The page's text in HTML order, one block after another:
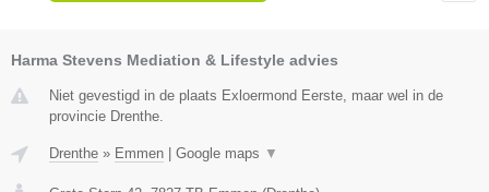
Harma Stevens Mediation & Lifestyle advies
Niet gevestigd in de plaats Exloermond Eerste, maar wel in de
provincie Drenthe.
Drenthe » Emmen | Google maps ▼